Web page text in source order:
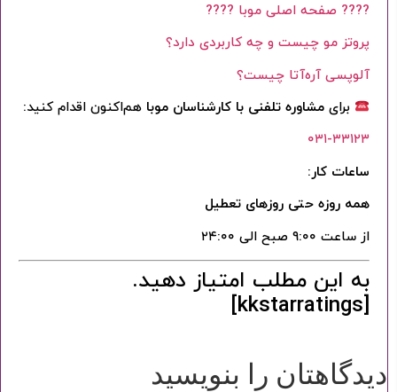
???? صفحه اصلی موبا ????
پروتز مو چیست و چه کاربردی دارد؟
آلوپسی آره‌آتا چیست؟
برایمشاوره تلفنی با کارشناسان موبا هم‌اکنون اقدام کنید:
۰۳۱-۳۳۱۲۳
ساعات کار:
همه روزه حتی روزهای تعطیل
از ساعت ۹:۰۰ صبح الی ۲۴:۰۰
به این مطلب امتیاز دهید.
[kkstarratings]
دیدگاهتان را بنویسید